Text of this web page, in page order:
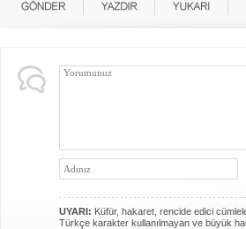
UYARI: Küfür, hakaret, rencide edici
Türkçe karakter kullanılmayan ve büyük